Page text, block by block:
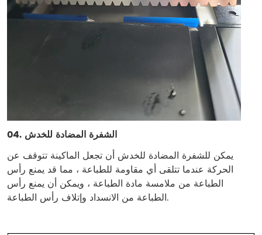
04. الشفرة المضادة للخدش
يمكن للشفرة المضادة للخدش أن تجعل الماكينة تتوقف عن
الحركة عندما تتلقى أي مقاومة للطباعة ، مما قد يمنع رأس
الطباعة من ملامسة مادة الطباعة ، ويمكن أن يمنع رأس
الطباعة من الانسداد وإتلاف رأس الطباعة.